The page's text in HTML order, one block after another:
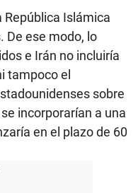
República Islámica
De ese modo, lo
e Irán no incluiría
tampoco el
sobre
incorporarían a una
en el plazo de 60